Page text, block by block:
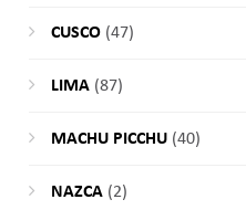
CUSCO(47)
LIMA(87)
MACHU PICCHU(40)
NAZCA(2)